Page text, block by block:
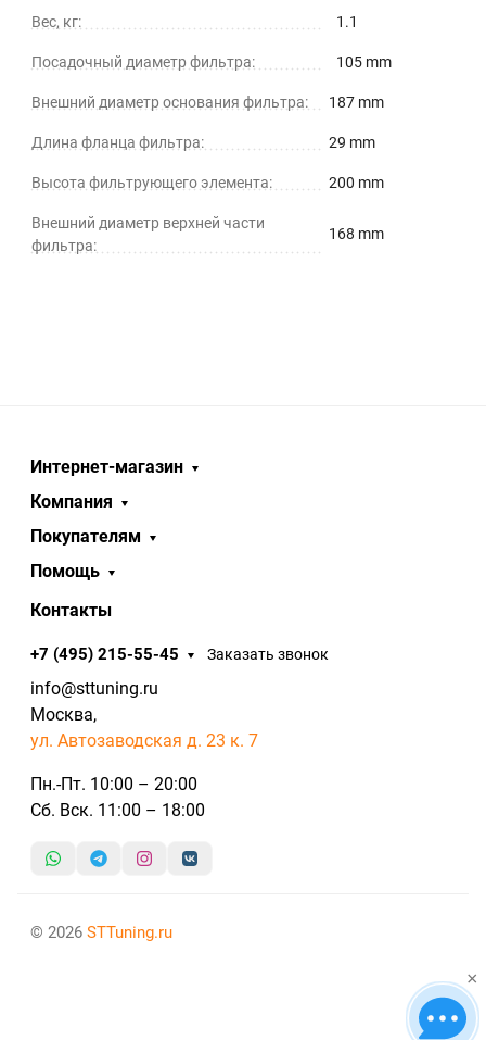
Вес, кг: 1.1
Посадочный диаметр фильтра: 105 mm
Внешний диаметр основания фильтра: 187 mm
Длина фланца фильтра: 29 mm
Высота фильтрующего элемента: 200 mm
Внешний диаметр верхней части
фильтра:
168 mm
Интернет-магазин
Компания
Покупателям
Помощь
Контакты
+7 (495) 215-55-45 Заказать звонок
info@sttuning.ru
Москва,
ул. Автозаводская д. 23 к. 7
Пн.-Пт. 10:00 – 20:00
Сб. Вск. 11:00 – 18:00
© 2026 STTuning.ru
×